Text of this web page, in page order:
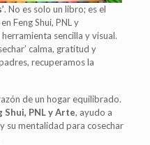
. No es solo un libro; es el
Feng Shui, PNL y
sencilla y visual.
calma, gratitud y
recuperamos la
de un hogar equilibrado.
Shui, PNL y Arte, ayudo a
su mentalidad para cosechar